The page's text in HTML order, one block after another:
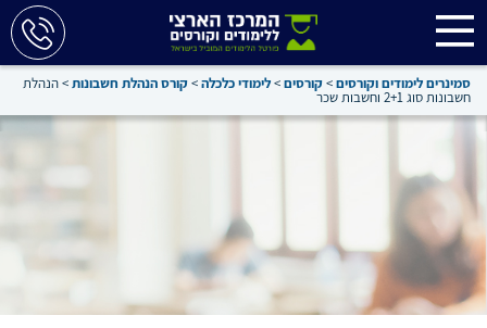
סמינרים לימודים וקורסים>קורסים>לימודי כלכלה>קורס הנהלת חשבונות>הנהלת
חשבונות סוג 2+1 וחשבות שכר